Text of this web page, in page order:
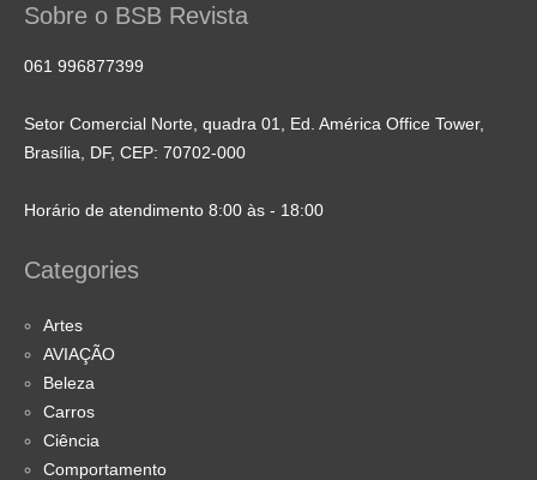
Sobre o BSB Revista
061 996877399
Setor Comercial Norte, quadra 01, Ed. América Office Tower,
Brasília, DF, CEP: 70702-000
Horário de atendimento 8:00 às - 18:00
Categories
Artes
AVIAÇÃO
Beleza
Carros
Ciência
Comportamento